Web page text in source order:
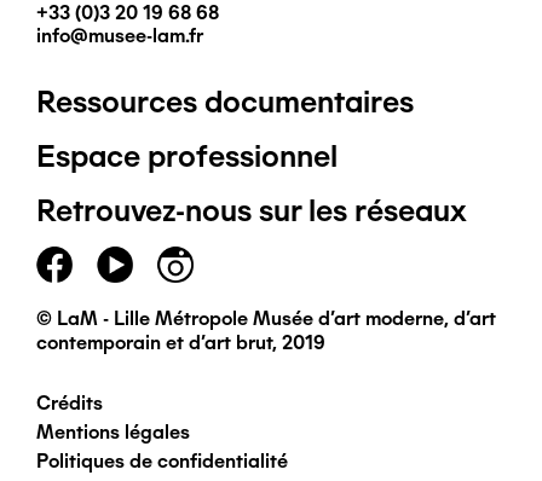
+33 (0)3 20 19 68 68
info@musee-lam.fr
Pied
de
page
principal
Ressources documentaires
Espace professionnel
Retrouvez-nous sur les réseaux
© LaM - Lille Métropole Musée d'art moderne, d'art
contemporain et d'art brut, 2019
Pied
Crédits
Mentions légales
Politiques de confidentialité